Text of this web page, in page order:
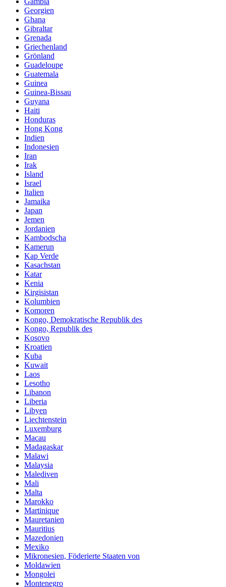
Georgien
Ghana
Gibraltar
Grenada
Griechenland
Grönland
Guadeloupe
Guatemala
Guinea
Guinea-Bissau
Guyana
Haiti
Honduras
Hong Kong
Indien
Indonesien
Iran
Irak
Island
Israel
Italien
Jamaika
Japan
Jemen
Jordanien
Kambodscha
Kamerun
Kap Verde
Kasachstan
Katar
Kenia
Kirgisistan
Kolumbien
Komoren
Kongo, Demokratische Republik des
Kongo, Republik des
Kosovo
Kroatien
Kuba
Kuwait
Laos
Lesotho
Libanon
Liberia
Libyen
Liechtenstein
Luxemburg
Macau
Madagaskar
Malawi
Malaysia
Malediven
Mali
Malta
Marokko
Martinique
Mauretanien
Mauritius
Mazedonien
Mexiko
Mikronesien, Föderierte Staaten von
Moldawien
Mongolei
Montenegro